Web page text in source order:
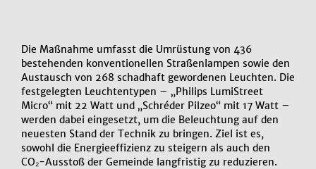
Die Maßnahme umfasst die Umrüstung von 436
bestehenden konventionellen Straßenlampen sowie den
Austausch von 268 schadhaft gewordenen Leuchten. Die
festgelegten Leuchtentypen – „Philips LumiStreet
Micro“ mit 22 Watt und „Schréder Pilzeo“ mit 17 Watt –
werden dabei eingesetzt, um die Beleuchtung auf den
neuesten Stand der Technik zu bringen. Ziel ist es,
sowohl die Energieeffizienz zu steigern als auch den
CO₂-Ausstoß der Gemeinde langfristig zu reduzieren.